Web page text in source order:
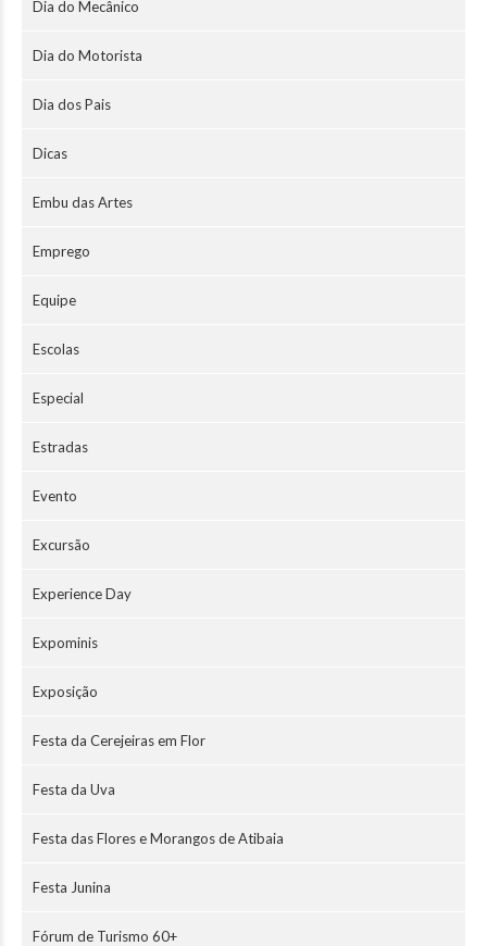
Dia do Mecânico
Dia do Motorista
Dia dos Pais
Dicas
Embu das Artes
Emprego
Equipe
Escolas
Especial
Estradas
Evento
Excursão
Experience Day
Expominis
Exposição
Festa da Cerejeiras em Flor
Festa da Uva
Festa das Flores e Morangos de Atibaia
Festa Junina
Fórum de Turismo 60+